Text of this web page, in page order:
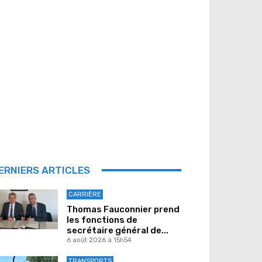
ARTICLES
CARRIÈRE
Thomas Fauconnier prend
les fonctions de
secrétaire général de...
6 août 2026 à 15h54